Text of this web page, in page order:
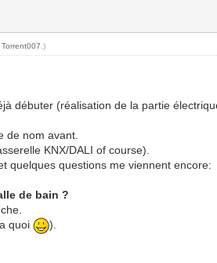
Torrent007 .)
débuter (réalisation de la partie
de nom avant.
KNX/DALI of course).
quelques questions me viennent encore:
de bain ?
quoi
).